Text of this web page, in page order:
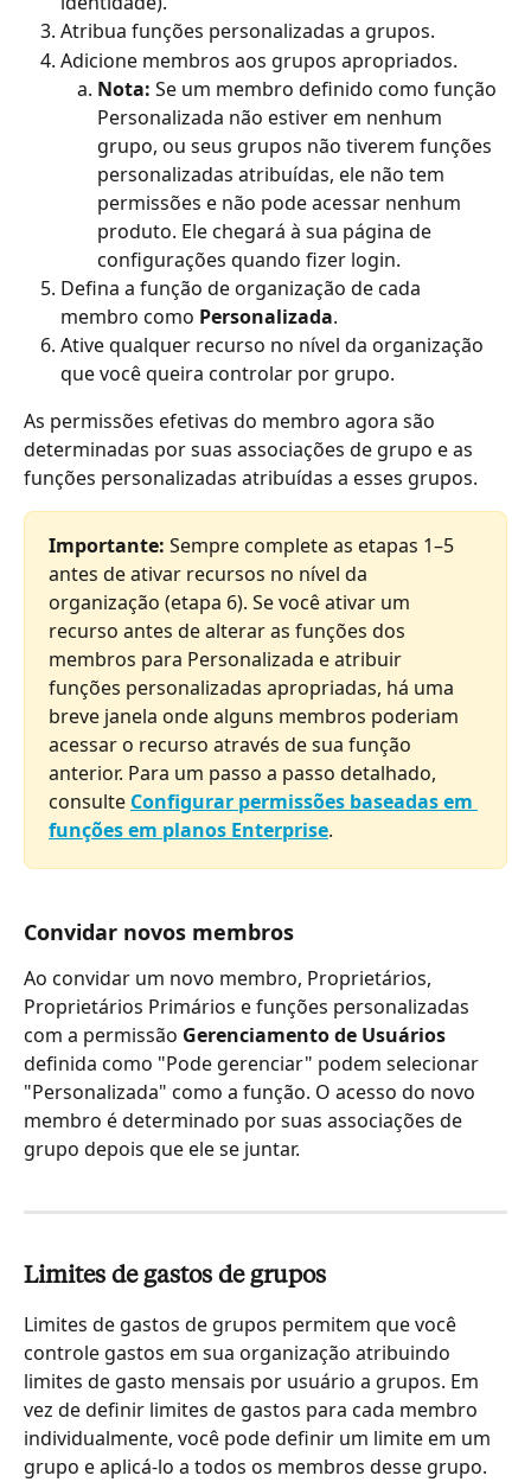
Atribua funções personalizadas a grupos.
Adicione membros aos grupos apropriados.
Nota: Se um membro definido como função
Personalizada não estiver em nenhum
grupo, ou seus grupos não tiverem funções
personalizadas atribuídas, ele não tem
permissões e não pode acessar nenhum
produto. Ele chegará à sua página de
configurações quando fizer login.
Defina a função de organização de cada
membro como Personalizada.
Ative qualquer recurso no nível da organização
que você queira controlar por grupo.
As permissões efetivas do membro agora são
determinadas por suas associações de grupo e as
funções personalizadas atribuídas a esses grupos.
Importante: Sempre complete as etapas 1–5
antes de ativar recursos no nível da
organização (etapa 6). Se você ativar um
recurso antes de alterar as funções dos
membros para Personalizada e atribuir
funções personalizadas apropriadas, há uma
breve janela onde alguns membros poderiam
acessar o recurso através de sua função
anterior. Para um passo a passo detalhado,
consulte Configurar permissões baseadas em
funções em planos Enterprise.
Convidar novos membros
Ao convidar um novo membro, Proprietários,
Proprietários Primários e funções personalizadas
com a permissão Gerenciamento de Usuários
definida como "Pode gerenciar" podem selecionar
"Personalizada" como a função. O acesso do novo
membro é determinado por suas associações de
grupo depois que ele se juntar.
Limites de gastos de grupos
Limites de gastos de grupos permitem que você
controle gastos em sua organização atribuindo
limites de gasto mensais por usuário a grupos. Em
vez de definir limites de gastos para cada membro
individualmente, você pode definir um limite em um
grupo e aplicá-lo a todos os membros desse grupo.